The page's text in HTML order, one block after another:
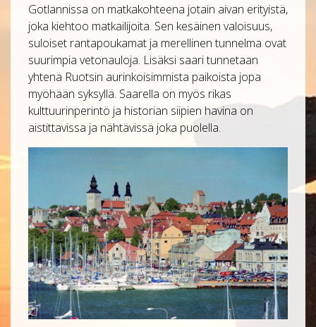
Gotlannissa on matkakohteena jotain aivan erityistä,
joka kiehtoo matkailijoita. Sen kesäinen valoisuus,
suloiset rantapoukamat ja merellinen tunnelma ovat
suurimpia vetonauloja. Lisäksi saari tunnetaan
yhtenä Ruotsin aurinkoisimmista paikoista jopa
myöhään syksyllä. Saarella on myös rikas
kulttuurinperintö ja historian siipien havina on
aistittavissa ja nähtävissä joka puolella.